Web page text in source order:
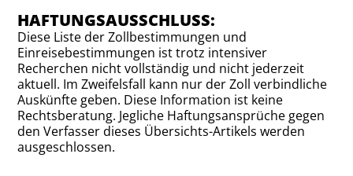
HAFTUNGSAUSSCHLUSS:
Diese Liste der Zollbestimmungen und
Einreisebestimmungen ist trotz intensiver
Recherchen nicht vollständig und nicht jederzeit
aktuell. Im Zweifelsfall kann nur der Zoll verbindliche
Auskünfte geben. Diese Information ist keine
Rechtsberatung. Jegliche Haftungsansprüche gegen
den Verfasser dieses Übersichts-Artikels werden
ausgeschlossen.